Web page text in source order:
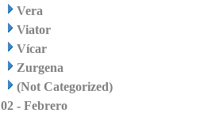
Vera
Viator
Vícar
Zurgena
(Not Categorized)
02 - Febrero